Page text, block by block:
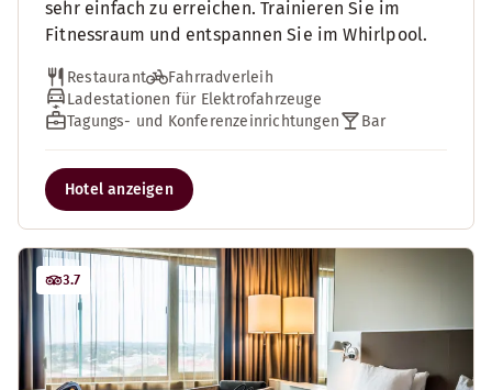
sehr einfach zu erreichen. Trainieren Sie im
Fitnessraum und entspannen Sie im Whirlpool.
Restaurant
Fahrradverleih
Ladestationen für Elektrofahrzeuge
Tagungs- und Konferenzeinrichtungen
Bar
Hotel anzeigen
3.7